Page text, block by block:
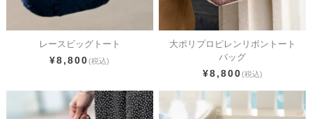
レースビッグトート
¥8,800(税込)
大ポリプロピレンリボントート
バッグ
¥8,800(税込)